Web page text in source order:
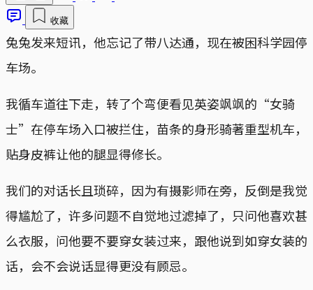
收藏
兔兔发来短讯，他忘记了带八达通，现在被困科学园停
车场。
我循车道往下走，转了个弯便看见英姿飒飒的“女骑
士”在停车场入口被拦住，苗条的身形骑著重型机车，
贴身皮裤让他的腿显得修长。
我们的对话长且琐碎，因为有摄影师在旁，反倒是我觉
得尴尬了，许多问题不自觉地过滤掉了，只问他喜欢甚
么衣服，问他要不要穿女装过来，跟他说到如穿女装的
话，会不会说话显得更没有顾忌。